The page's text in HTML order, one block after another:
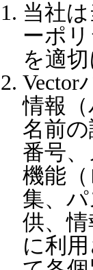
当社
ーポ
を適
Vector
情報
名前
番号
機能
集、
供、
に利